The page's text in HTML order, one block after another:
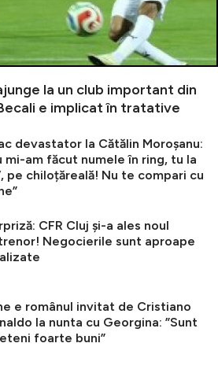
la un club important din
e implicat în tratative
devastator la Cătălin Moroșanu:
mi-am făcut numele în ring, tu la
pe chiloțăreală! Nu te compari cu
CFR Cluj și-a ales noul
Negocierile sunt aproape
e românul invitat de Cristiano
la nunta cu Georgina: ”Sunt
foarte buni”